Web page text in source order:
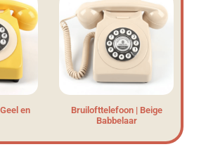
en
Bruilofttelefoon | Beige
Babbelaar